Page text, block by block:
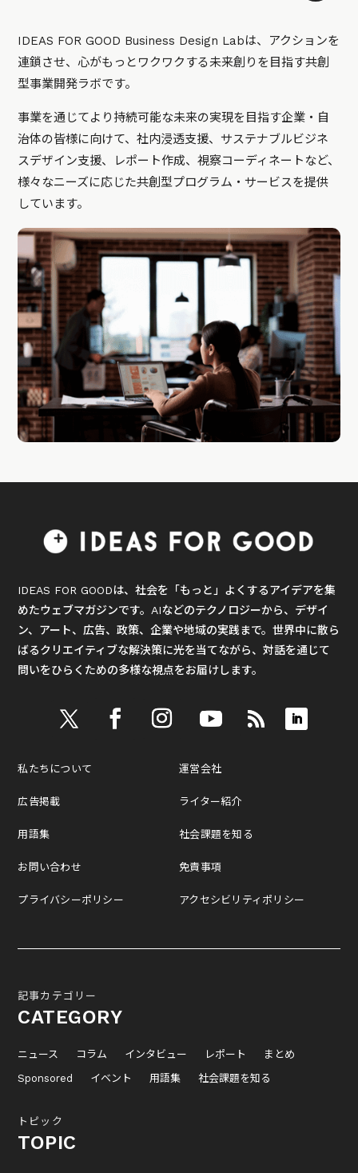
IDEAS FOR GOOD Business Design Labは、アクションを
連鎖させ、心がもっとワクワクする未来創りを目指す共創
型事業開発ラボです。
事業を通じてより持続可能な未来の実現を目指す企業・自
治体の皆様に向けて、社内浸透支援、サステナブルビジネ
スデザイン支援、レポート作成、視察コーディネートなど、
様々なニーズに応じた共創型プログラム・サービスを提供
しています。
IDEAS FOR GOODは、社会を「もっと」よくするアイデアを集
めたウェブマガジンです。AIなどのテクノロジーから、デザイ
ン、アート、広告、政策、企業や地域の実践まで。世界中に散ら
ばるクリエイティブな解決策に光を当てながら、対話を通じて
問いをひらくための多様な視点をお届けします。
私たちについて
広告掲載
用語集
お問い合わせ
プライバシーポリシー
運営会社
ライター紹介
社会課題を知る
免責事項
アクセシビリティポリシー
記事カテゴリー
CATEGORY
ニュース コラム インタビュー レポート
まとめ
Sponsored
イベント 用語集 社会課題を知る
トピック
TOPIC